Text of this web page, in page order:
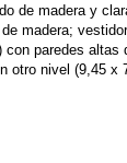
de madera y
madera;
paredes altas
otro nivel (9,45 x